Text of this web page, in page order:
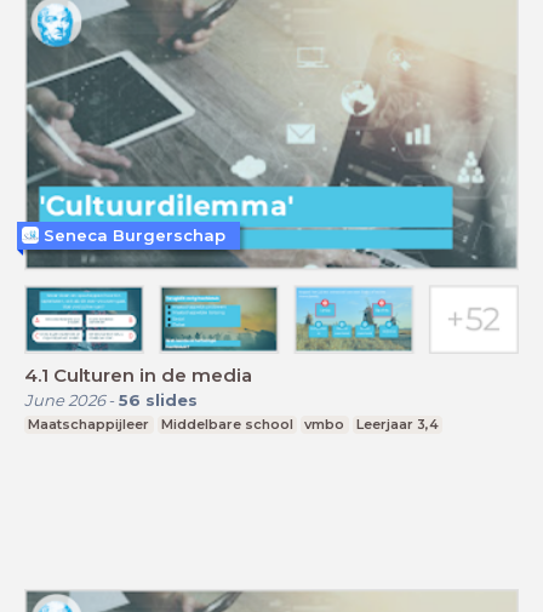
4.1 Culturen in de media
June 2026- 56 slides
Maatschappijleer Middelbare school vmbo Leerjaar 3,4
Seneca Burgerschap